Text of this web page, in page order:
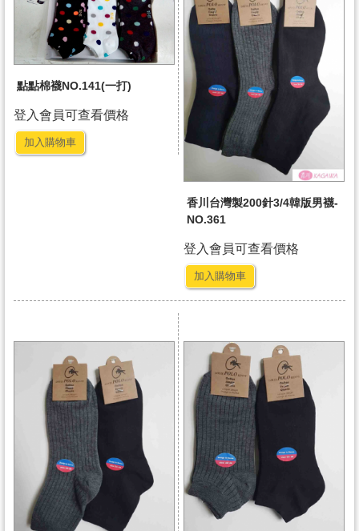
點點棉襪NO.141(一打)
登入會員可查看價格
加入購物車
香川台灣製200針3/4韓版男襪-
NO.361
登入會員可查看價格
加入購物車